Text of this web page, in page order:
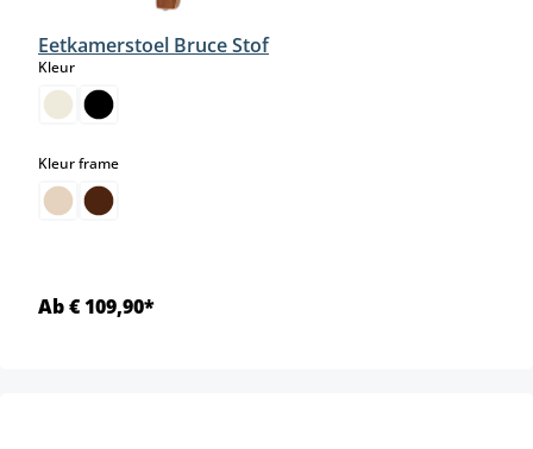
Eetkamerstoel Bruce Stof
Kleurselect
Kleur frameselect
Ab € 109,90*